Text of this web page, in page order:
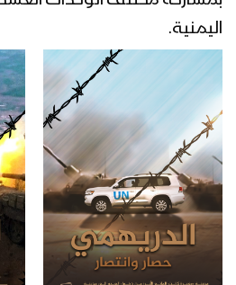
بمشاركة مختلف الوحدات
اليمنية.